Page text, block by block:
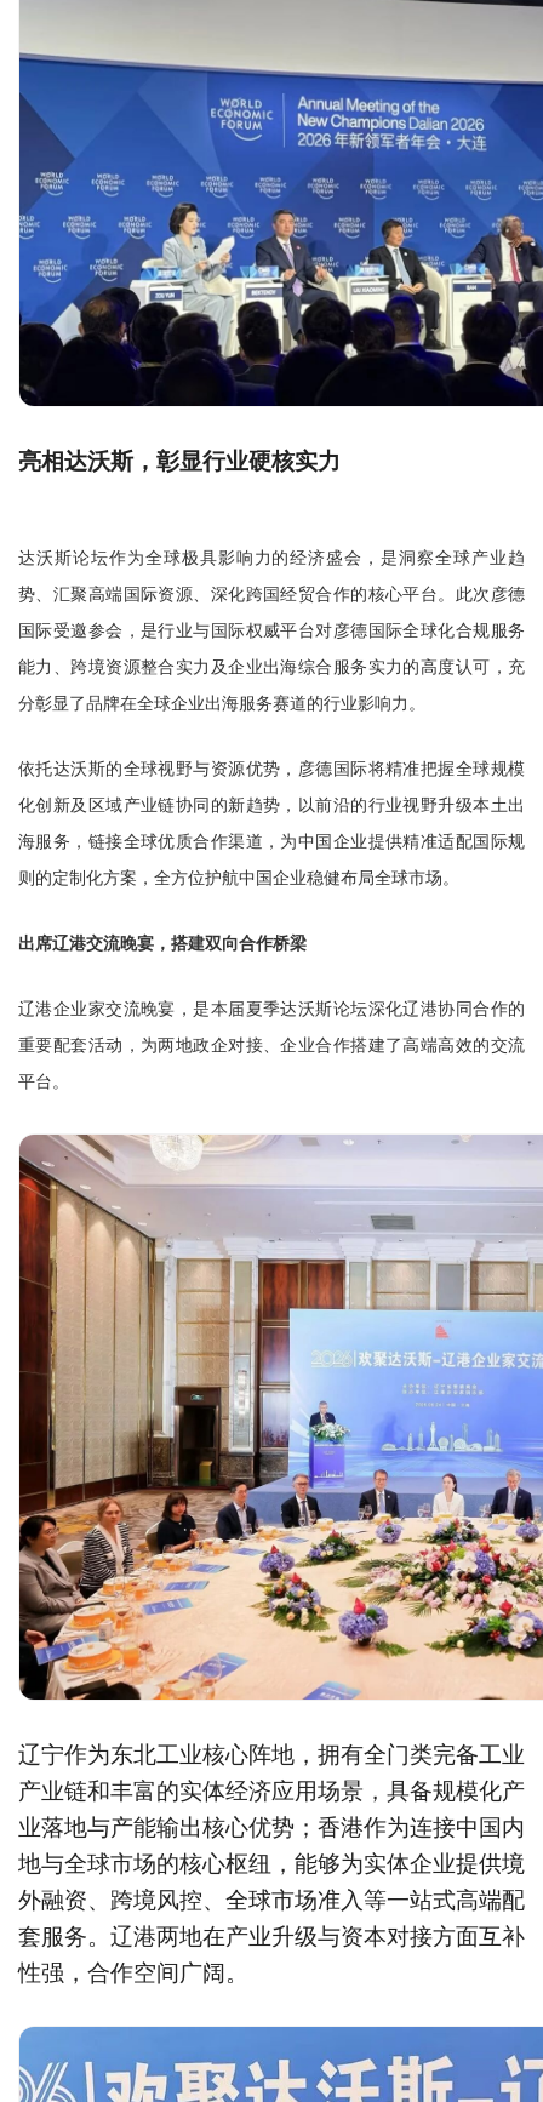
亮相达沃斯，彰显行业硬核实力
达沃斯论坛作为全球极具影响力的经济盛会，是洞察全球产业趋
势、汇聚高端国际资源、深化跨国经贸合作的核心平台。此次彦德
国际受邀参会，是行业与国际权威平台对彦德国际全球化合规服务
能力、跨境资源整合实力及企业出海综合服务实力的高度认可，充
分彰显了品牌在全球企业出海服务赛道的行业影响力。
依托达沃斯的全球视野与资源优势，彦德国际将精准把握全球规模
化创新及区域产业链协同的新趋势，以前沿的行业视野升级本土出
海服务，链接全球优质合作渠道，为中国企业提供精准适配国际规
则的定制化方案，全方位护航中国企业稳健布局全球市场。
出席辽港交流晚宴，搭建双向合作桥梁
辽港企业家交流晚宴，是本届夏季达沃斯论坛深化辽港协同合作的
重要配套活动，为两地政企对接、企业合作搭建了高端高效的交流
平台。
辽宁作为东北工业核心阵地，拥有全门类完备工业
产业链和丰富的实体经济应用场景，具备规模化产
业落地与产能输出核心优势；香港作为连接中国内
地与全球市场的核心枢纽，能够为实体企业提供境
外融资、跨境风控、全球市场准入等一站式高端配
套服务。辽港两地在产业升级与资本对接方面互补
性强，合作空间广阔。